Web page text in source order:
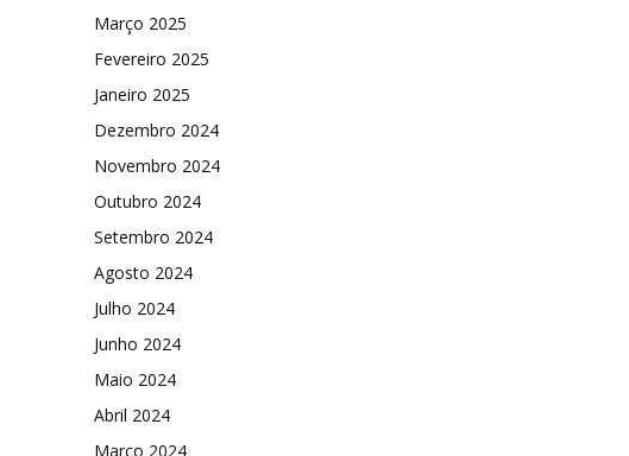
Março 2025
Fevereiro 2025
Janeiro 2025
Dezembro 2024
Novembro 2024
Outubro 2024
Setembro 2024
Agosto 2024
Julho 2024
Junho 2024
Maio 2024
Abril 2024
Março 2024